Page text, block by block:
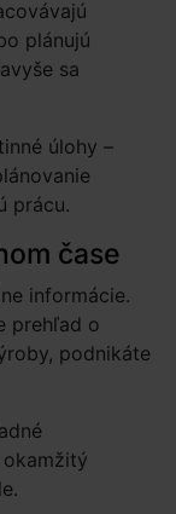
plánujú
sa
úlohy –
prácu.
čase
informácie.
prehľad o
podnikáte